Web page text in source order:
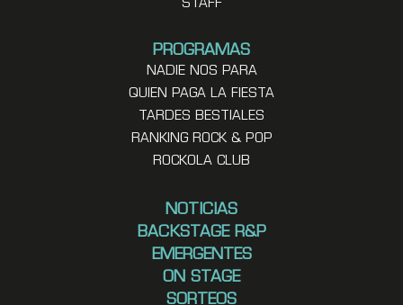
STAFF
PROGRAMAS
NADIE NOS PARA
QUIEN PAGA LA FIESTA
TARDES BESTIALES
RANKING ROCK & POP
ROCKOLA CLUB
NOTICIAS
BACKSTAGE R&P
EMERGENTES
ON STAGE
SORTEOS